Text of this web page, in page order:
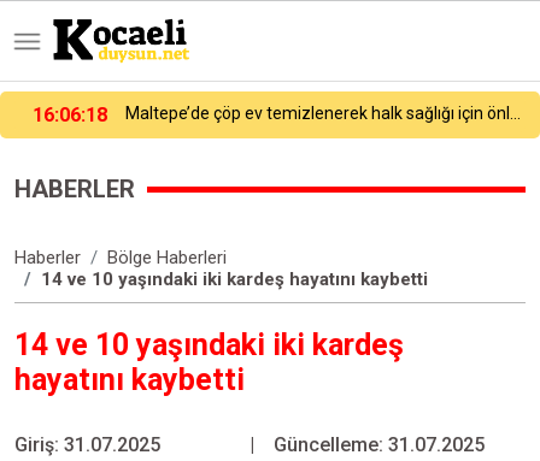
15:56:27
HABERLER
Haberler
Bölge Haberleri
14 ve 10 yaşındaki iki kardeş hayatını kaybetti
14 ve 10 yaşındaki iki kardeş
hayatını kaybetti
Giriş: 31.07.2025
|
Güncelleme: 31.07.2025